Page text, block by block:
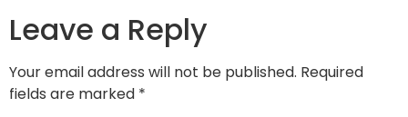
Leave a Reply
Your email address will not be published. Required
fields are marked *